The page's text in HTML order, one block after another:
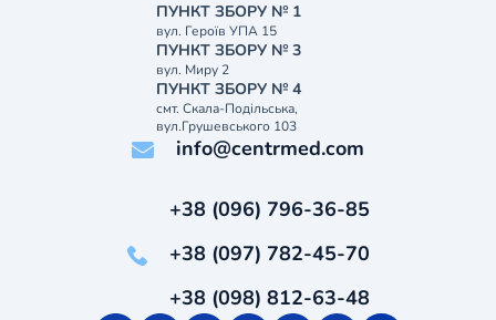
ПУНКТ ЗБОРУ № 1
вул. Героїв УПА 15
ПУНКТ ЗБОРУ № 3
вул. Миру 2
ПУНКТ ЗБОРУ № 4
смт. Скала-Подільська,
вул.Грушевського 103
info@centrmed.com
+38 (096) 796-36-85
+38 (097) 782-45-70
+38 (098) 812-63-48